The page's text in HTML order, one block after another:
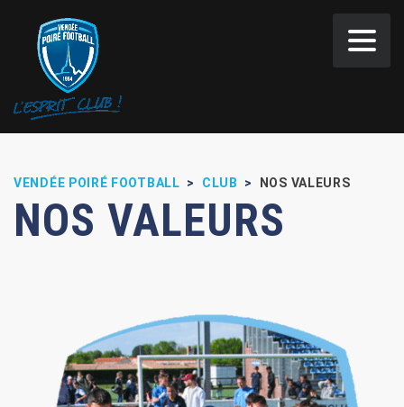
VENDÉE POIRÉ FOOTBALL > CLUB > NOS VALEURS
NOS VALEURS